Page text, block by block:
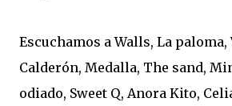
Escuchamos a Walls, La paloma,
Calderón, Medalla, The sand,
odiado, Sweet Q, Anora Kito,